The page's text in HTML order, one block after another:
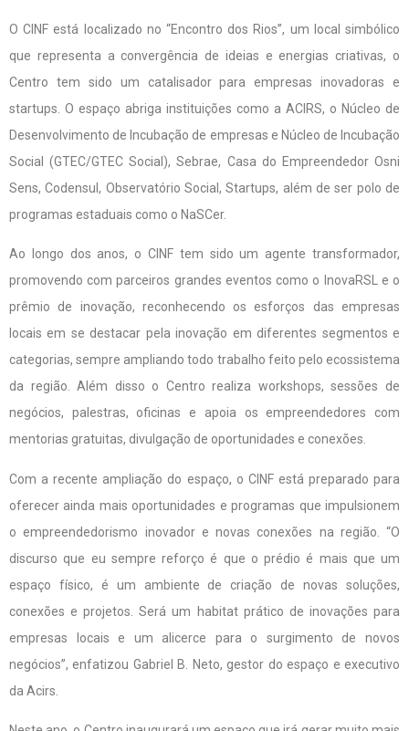
O CINF está localizado no “Encontro dos Rios”, um local simbólico
que representa a convergência de ideias e energias criativas, o
Centro tem sido um catalisador para empresas inovadoras e
startups. O espaço abriga instituições como a ACIRS, o Núcleo de
Desenvolvimento de Incubação de empresas e Núcleo de Incubação
Social (GTEC/GTEC Social), Sebrae, Casa do Empreendedor Osni
Sens, Codensul, Observatório Social, Startups, além de ser polo de
programas estaduais como o NaSCer.
Ao longo dos anos, o CINF tem sido um agente transformador,
promovendo com parceiros grandes eventos como o InovaRSL e o
prêmio de inovação, reconhecendo os esforços das empresas
locais em se destacar pela inovação em diferentes segmentos e
categorias, sempre ampliando todo trabalho feito pelo ecossistema
da região. Além disso o Centro realiza workshops, sessões de
negócios, palestras, oficinas e apoia os empreendedores com
mentorias gratuitas, divulgação de oportunidades e conexões.
Com a recente ampliação do espaço, o CINF está preparado para
oferecer ainda mais oportunidades e programas que impulsionem
o empreendedorismo inovador e novas conexões na região. “O
discurso que eu sempre reforço é que o prédio é mais que um
espaço físico, é um ambiente de criação de novas soluções,
conexões e projetos. Será um habitat prático de inovações para
empresas locais e um alicerce para o surgimento de novos
negócios”, enfatizou Gabriel B. Neto, gestor do espaço e executivo
da Acirs.